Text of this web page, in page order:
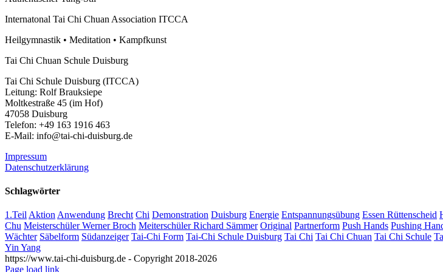
Internatonal Tai Chi Chuan Association ITCCA
Heilgymnastik • Meditation • Kampfkunst
Tai Chi Chuan Schule Duisburg
Tai Chi Schule Duisburg (ITCCA)
Leitung: Rolf Brauksiepe
Moltkestraße 45 (im Hof)
47058 Duisburg
Telefon: +49 163 1916 463
E-Mail: info@tai-chi-duisburg.de
Impressum
Datenschutzerklärung
Schlagwörter
1.Teil Aktion Anwendung Brecht Chi Demonstration Duisburg Energie Entspannungsübung Essen Rüttenscheid
Chu Meisterschüler Werner Broch Meiterschüler Richard Sämmer Original Partnerform Push Hands Pushing
Wächter Säbelform Südanzeiger Tai-Chi Form Tai-Chi Schule Duisburg Tai Chi Tai Chi Chuan Tai Chi Schule
Yin Yang
https://www.tai-chi-duisburg.de - Copyright 2018-2026
Page load link